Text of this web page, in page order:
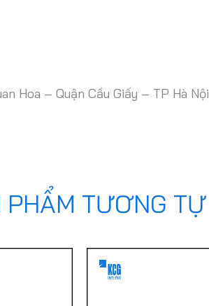
Hoa – Quận Cầu Giấy – TP Hà Nội
PHẨM TƯƠNG TỰ